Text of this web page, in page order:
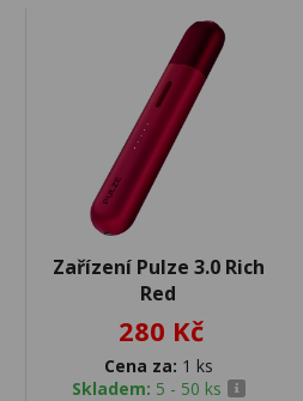
Zařízení Pulze 3.0 Rich
Red
280 Kč
Cena za: 1 ks
Skladem: 5 - 50 ks